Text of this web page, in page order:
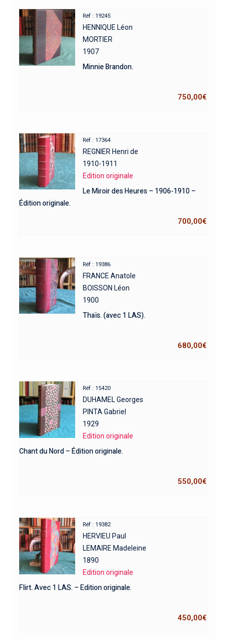
Réf : 19245
HENNIQUE Léon
MORTIER
1907
Minnie Brandon.
750,00€
Réf : 17364
REGNIER Henri de
1910-1911
Edition originale
Le Miroir des Heures – 1906-1910 –
Édition originale.
700,00€
Réf : 19386
FRANCE Anatole
BOISSON Léon
1900
Thaïs. (avec 1 LAS).
680,00€
Réf : 15420
DUHAMEL Georges
PINTA Gabriel
1929
Edition originale
Chant du Nord – Édition originale.
550,00€
Réf : 19382
HERVIEU Paul
LEMAIRE Madeleine
1890
Edition originale
Flirt. Avec 1 LAS. – Edition originale.
450,00€